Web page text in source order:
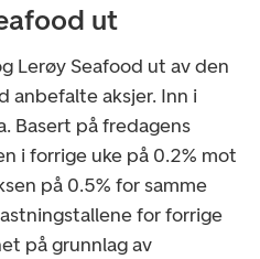
ut
Lerøy Seafood ut av den
anbefalte aksjer. Inn i
Basert på fredagens
i forrige uke på 0.2% mot
på 0.5% for samme
for forrige
på grunnlag av